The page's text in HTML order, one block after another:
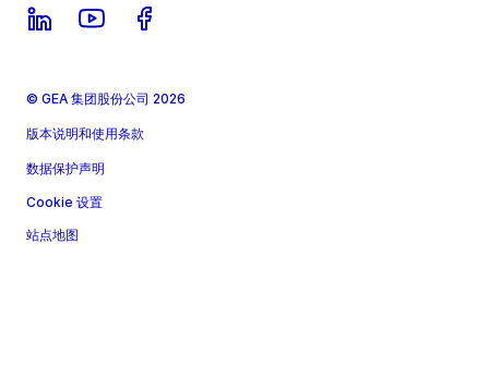
© GEA 集团股份公司 2026
版本说明和使用条款
数据保护声明
Cookie 设置
站点地图